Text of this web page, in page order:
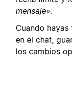
mensaje».
Cuando
en el chat,
los cambios